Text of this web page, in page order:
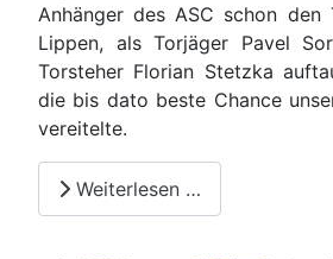
Anhänger des ASC schon den
Lippen, als Torjäger Pavel
Torsteher Florian Stetzka
die bis dato beste Chance
vereitelte.
Weiterlesen …